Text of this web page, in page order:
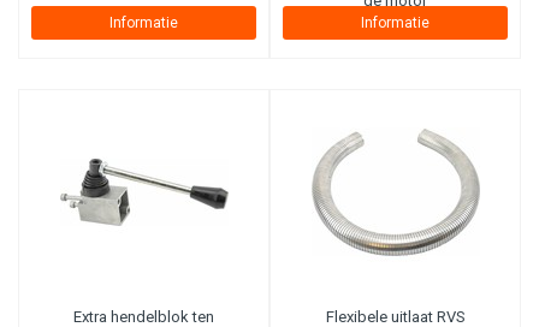
Informatie Informatie
Extra hendelblok ten
Flexibele uitlaat RVS